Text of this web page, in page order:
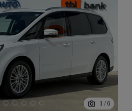
1 / 6